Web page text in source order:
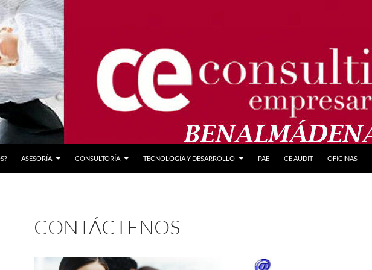
ASESORÍA CONSULTORÍA TECNOLOGÍA Y DESARROLLO PAE CE AUDIT OFICINAS
CONTÁCTENOS